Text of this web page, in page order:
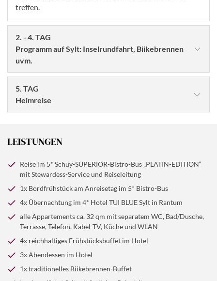
treffen.
2. - 4. TAG
Programm auf Sylt: Inselrundfahrt, Biikebrennen
uvm.
© drahab - Fotolia
Frühstücksbuffet in den Tag. In den kommenden Tagen
Insel Sylt lernen Sie bei unserer geführten
Inselrundfahrt kennen. Bei einer geführten
Fackelwanderung ab Hotel feiern Sie das traditionelle
5. TAG
Heimreise
den Hindenburgdamm zurück auf das Festland. Mit dem
SUPERIOR-Bistro-Bus „PLATIN-EDITION“ werden wir
am Abend wieder unsere Ausgangsorte erreichen.
LEISTUNGEN
Reise im 5* Schuy-SUPERIOR-Bistro-Bus „PLATIN-EDITION“
mit Stewardess-Service und Reiseleitung
1x Bordfrühstück am Anreisetag im 5* Bistro-Bus
4x Übernachtung im 4* Hotel TUI BLUE Sylt in Rantum
alle Appartements ca. 32 qm mit separatem WC, Bad/Dusche,
Terrasse, Telefon, Kabel-TV, Küche und WLAN
4x reichhaltiges Frühstücksbuffet im Hotel
3x Abendessen im Hotel
1x traditionelles Biikebrennen-Buffet